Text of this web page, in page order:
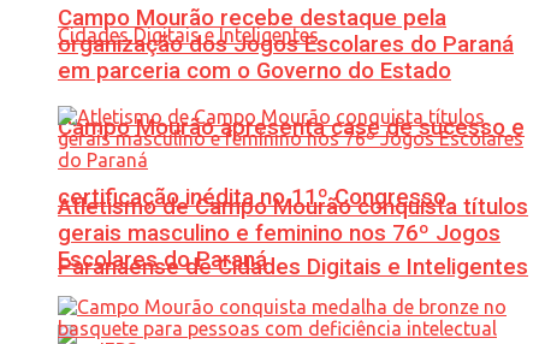
Campo Mourão apresenta case de sucesso e
certificação inédita no 11º Congresso
Paranaense de Cidades Digitais e Inteligentes
Campo Mourão recebe destaque pela
organização dos Jogos Escolares do Paraná
em parceria com o Governo do Estado
Atletismo de Campo Mourão conquista títulos
gerais masculino e feminino nos 76º Jogos
Escolares do Paraná